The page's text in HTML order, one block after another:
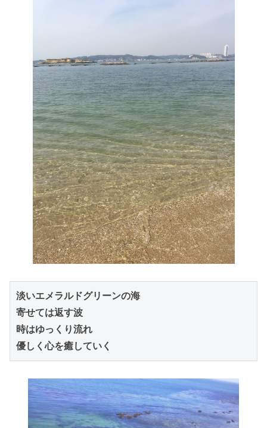
淡いエメラルドグリーンの海
寄せては返す波
時はゆっくり流れ
優しく心を癒していく